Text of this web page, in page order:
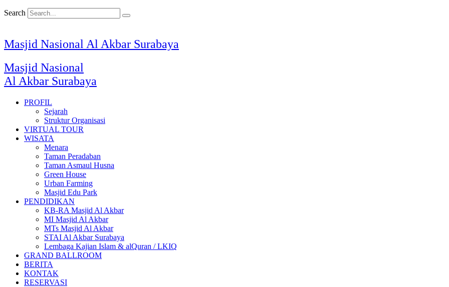
Search
Masjid Nasional Al Akbar Surabaya
Masjid Nasional
Al Akbar Surabaya
PROFIL
Sejarah
Struktur Organisasi
VIRTUAL TOUR
WISATA
Menara
Taman Peradaban
Taman Asmaul Husna
Green House
Urban Farming
Masjid Edu Park
PENDIDIKAN
KB-RA Masjid Al Akbar
MI Masjid Al Akbar
MTs Masjid Al Akbar
STAI Al Akbar Surabaya
Lembaga Kajian Islam & alQuran / LKIQ
GRAND BALLROOM
BERITA
KONTAK
RESERVASI